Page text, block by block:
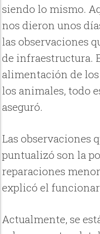
siendo lo mismo.
nos dieron unos
las observaciones
de infraestructura.
alimentación de
los animales, todo
aseguró.
Las observaciones
puntualizó son la
reparaciones
explicó el
Actualmente, se